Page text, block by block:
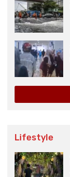
Lifestyle